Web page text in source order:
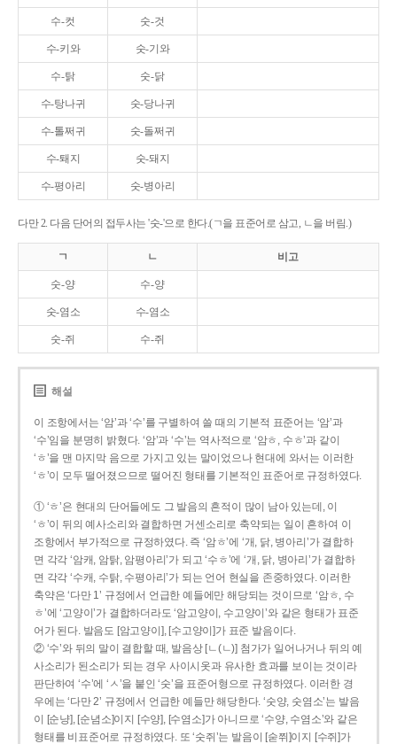
수-컷 숫-것
수-키와 숫-기와
수-탉 숫-닭
수-탕나귀 숫-당나귀
수-톨쩌귀 숫-돌쩌귀
수-퇘지 숫-돼지
수-평아리 숫-병아리
다만 2. 다음 단어의 접두사는 '숫-'으로 한다.(ㄱ을 표준어로 삼고, ㄴ을 버림.)
ㄱ ㄴ 비고
숫-양 수-양
숫-염소 수-염소
숫-쥐 수-쥐
해설
이 조항에서는 ‘암’과 ‘수’를 구별하여 쓸 때의 기본적 표준어는 ‘암’과
‘수’임을 분명히 밝혔다. ‘암’과 ‘수’는 역사적으로 ‘암ㅎ, 수ㅎ’과 같이
‘ㅎ’을 맨 마지막 음으로 가지고 있는 말이었으나 현대에 와서는 이러한
‘ㅎ’이 모두 떨어졌으므로 떨어진 형태를 기본적인 표준어로 규정하였다.
① ‘ㅎ’은 현대의 단어들에도 그 발음의 흔적이 많이 남아 있는데, 이
‘ㅎ’이 뒤의 예사소리와 결합하면 거센소리로 축약되는 일이 흔하여 이
조항에서 부가적으로 규정하였다. 즉 ‘암ㅎ’에 ‘개, 닭, 병아리’가 결합하
면 각각 ‘암캐, 암탉, 암평아리’가 되고 ‘수ㅎ’에 ‘개, 닭, 병아리’가 결합하
면 각각 ‘수캐, 수탉, 수평아리’가 되는 언어 현실을 존중하였다. 이러한
축약은 ‘다만 1’ 규정에서 언급한 예들에만 해당되는 것이므로 ‘암ㅎ, 수
ㅎ’에 ‘고양이’가 결합하더라도 ‘암고양이, 수고양이’와 같은 형태가 표준
어가 된다. 발음도 [암고양이], [수고양이]가 표준 발음이다.
② ‘수’와 뒤의 말이 결합할 때, 발음상 [ㄴ(ㄴ)] 첨가가 일어나거나 뒤의 예
사소리가 된소리가 되는 경우 사이시옷과 유사한 효과를 보이는 것이라
판단하여 ‘수’에 ‘ㅅ’을 붙인 ‘숫’을 표준어형으로 규정하였다. 이러한 경
우에는 ‘다만 2’ 규정에서 언급한 예들만 해당한다. ‘숫양, 숫염소’는 발음
이 [순냥], [순념소]이지 [수양], [수염소]가 아니므로 ‘수양, 수염소’와 같은
형태를 비표준어로 규정하였다. 또 ‘숫쥐’는 발음이 [숟쮜]이지 [수쥐]가